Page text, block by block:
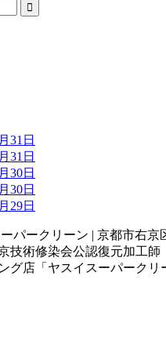

31日
31日
30日
30日
29日
技術修染会公認復元加工師
グ店「ヤスイスーパークリ